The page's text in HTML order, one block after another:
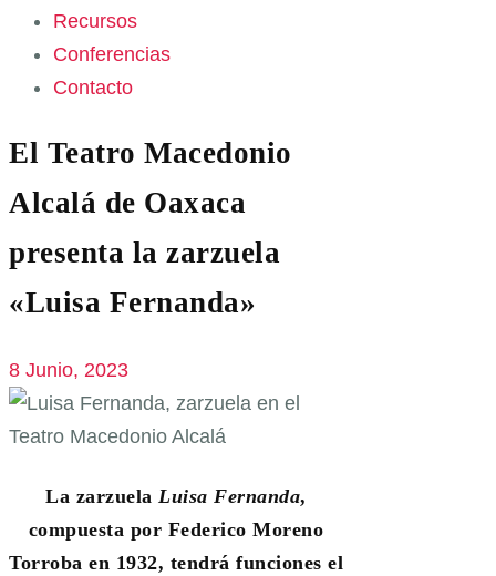
Recursos
Conferencias
Contacto
El Teatro Macedonio
Alcalá de Oaxaca
presenta la zarzuela
«Luisa Fernanda»
8 Junio, 2023
La zarzuela Luisa Fernanda,
compuesta por Federico Moreno
Torroba en 1932, tendrá funciones el